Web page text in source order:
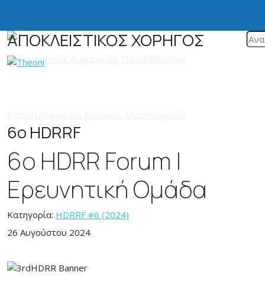
ΑΠΟΚΛΕΙΣΤΙΚΟΣ ΧΟΡΗΓΟΣ
6ο HDRRF
6ο HDRR Forum |
Ερευνητική Ομάδα
Κατηγορία: HDRRF #6 (2024)
26 Αυγούστου 2024